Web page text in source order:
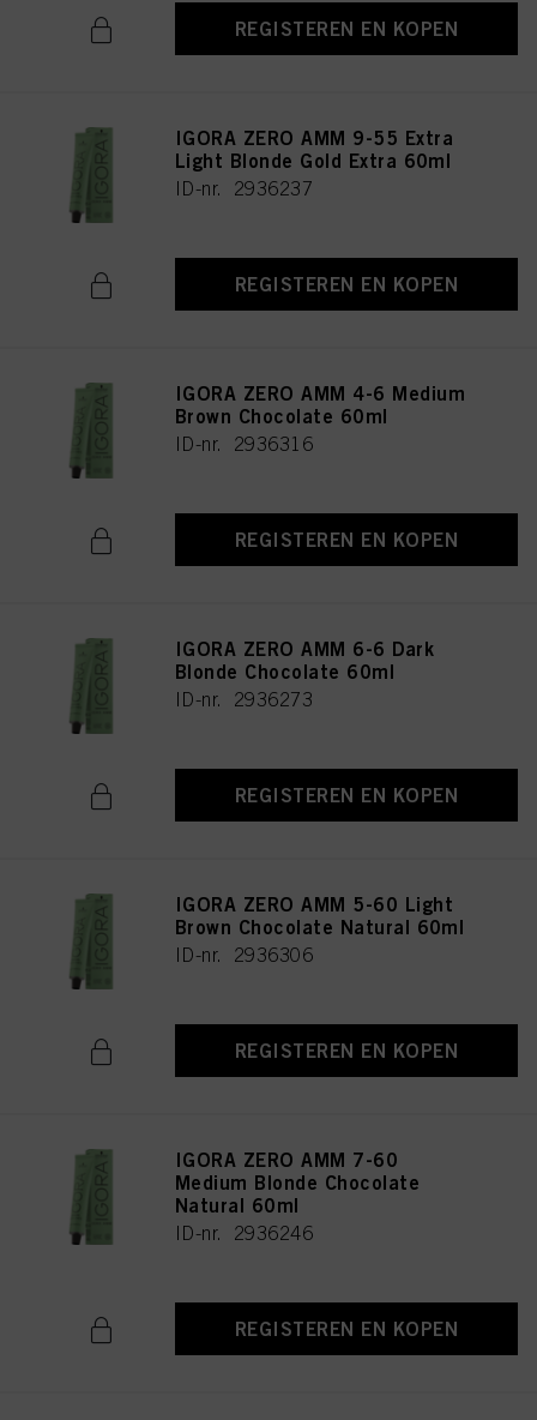
REGISTEREN EN KOPEN
IGORA ZERO AMM 9-55 Extra
Light Blonde Gold Extra 60ml
ID-nr. 2936237
REGISTEREN EN KOPEN
IGORA ZERO AMM 4-6 Medium
Brown Chocolate 60ml
ID-nr. 2936316
REGISTEREN EN KOPEN
IGORA ZERO AMM 6-6 Dark
Blonde Chocolate 60ml
ID-nr. 2936273
REGISTEREN EN KOPEN
IGORA ZERO AMM 5-60 Light
Brown Chocolate Natural 60ml
ID-nr. 2936306
REGISTEREN EN KOPEN
IGORA ZERO AMM 7-60
Medium Blonde Chocolate
Natural 60ml
ID-nr. 2936246
REGISTEREN EN KOPEN